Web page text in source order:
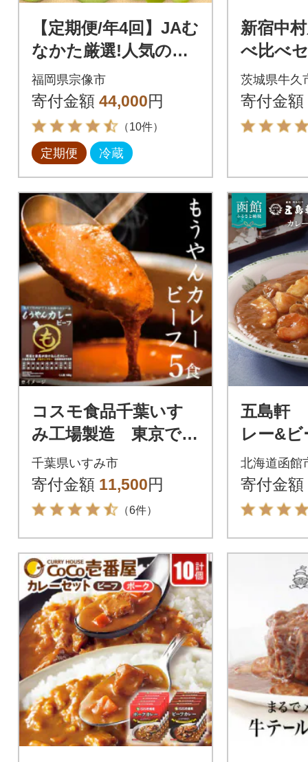
【定期便/年4回】JAむ
なかた厳選!人気のフ
ルーツ定期便【ほた
るの里】_HB0140
福岡県宗像市
寄付金額 44,000円
（10件）
定期便 冷蔵
新宿中
べ比べ
茨城県牛久
寄付金額
コスモ食品千葉いす
み工場製造 東京で行
列ができるカレー店
「もうやんカレービ
ーフ」レトルト5箱
千葉県いすみ市
寄付金額 11,500円
（6件）
五島軒
レー&
ノフ詰
5
北海道函館
寄付金額